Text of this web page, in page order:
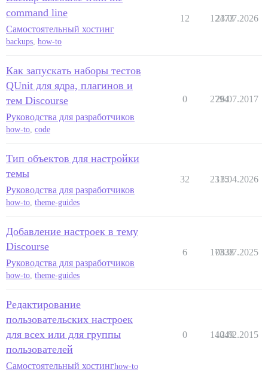
command line
Самостоятельный хостинг
backups, how-to
12 12473
23.07.2026
Как запускать наборы тестов
QUnit для ядра, плагинов и
тем Discourse
Руководства для разработчиков
how-to, code
0 2794
26.07.2017
Тип объектов для настройки
темы
Руководства для разработчиков
how-to, theme-guides
32 2315
13.04.2026
Добавление настроек в тему
Discourse
Руководства для разработчиков
how-to, theme-guides
6 17338
08.07.2025
Редактирование
пользовательских настроек
для всех или для группы
пользователей
Самостоятельный хостингhow-to
0 14049
12.02.2015